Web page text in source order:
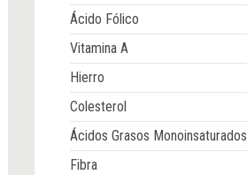
Ácido Fólico
Vitamina A
Hierro
Colesterol
Ácidos Grasos Monoinsaturados
Fibra